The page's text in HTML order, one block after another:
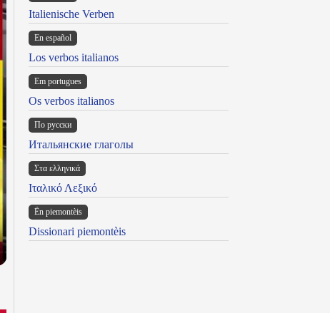
Italienische Verben
En español
Los verbos italianos
Em portugues
Os verbos italianos
По русски
Итальянские глаголы
Στα ελληνικά
Ιταλικό Λεξικό
Ën piemontèis
Dissionari piemontèis